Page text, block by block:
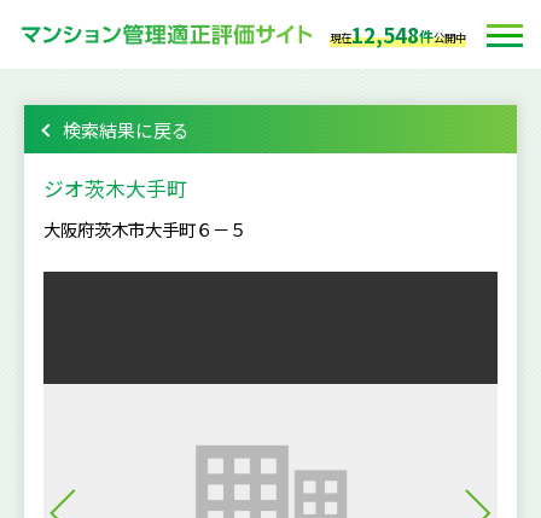
現在12,548件公開中
検索結果に戻る
ジオ茨木大手町
大阪府茨木市大手町６－５